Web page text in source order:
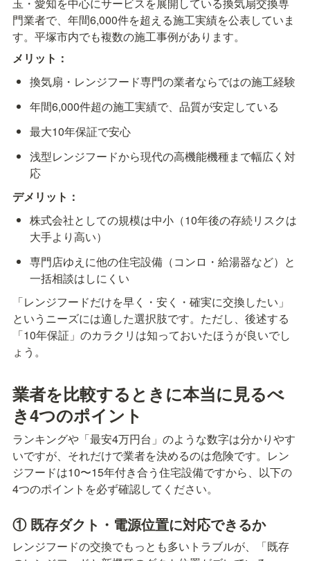
玉・愛知を中心にサービスを展開している換気扇交換専
門業者で、年間6,000件を超える施工実績を公表していま
す。平塚市内でも複数の施工事例があります。
メリット：
換気扇・レンジフード専門の業者ならではの施工経験
年間6,000件超の施工実績で、品質が安定している
最大10年保証で安心
浅型レンジフードから現代の高機能機種まで幅広く対
応
デメリット：
株式会社としての規模は中小（10年後の存続リスクは
大手より高い）
専門店ゆえに他の住宅設備（コンロ・給湯器など）と
一括相談はしにくい
「レンジフードだけを早く・安く・確実に交換したい」
というニーズには適した選択肢です。ただし、後述する
「10年保証」のカラクリは知っておいたほうが良いでし
ょう。
業者を比較するときに本当に見るべ
き4つのポイント
ランキングや「最安4万円台」のような数字は分かりやす
いですが、それだけで業者を決めるのは危険です。レン
ジフードは10〜15年付き合う住宅設備ですから、以下の
4つのポイントを必ず確認してください。
① 既存ダクト・電源位置に対応できるか
レンジフードの交換でもっとも多いトラブルが、「既存